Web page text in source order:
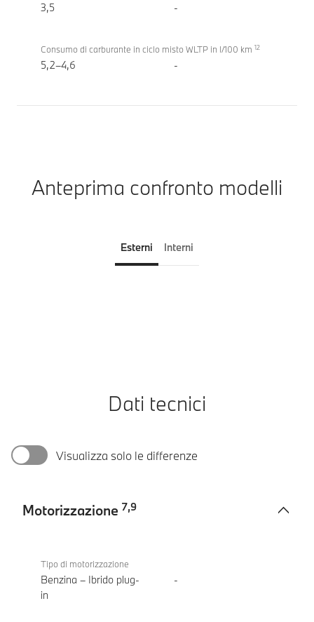
3,5 -
Consumo di carburante in ciclo misto WLTP in l/100 km 12
5,2–4,6 -
Anteprima confronto modelli
Esterni Interni
Dati tecnici
Visualizza solo le differenze
Motorizzazione 7,9
M5
Tipo di motorizzazione
Benzina – Ibrido plug-
in
-